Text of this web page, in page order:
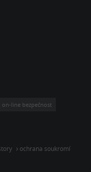
on-line bezpečnost
ochrana soukromí